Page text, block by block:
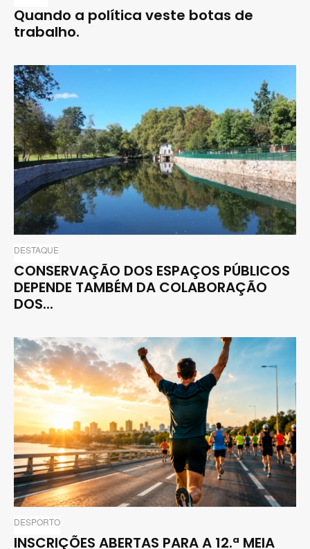
Quando a política veste botas de
trabalho.
DESTAQUE
CONSERVAÇÃO DOS ESPAÇOS PÚBLICOS
DEPENDE TAMBÉM DA COLABORAÇÃO
DOS...
DESPORTO
INSCRIÇÕES ABERTAS PARA A 12.ª MEIA